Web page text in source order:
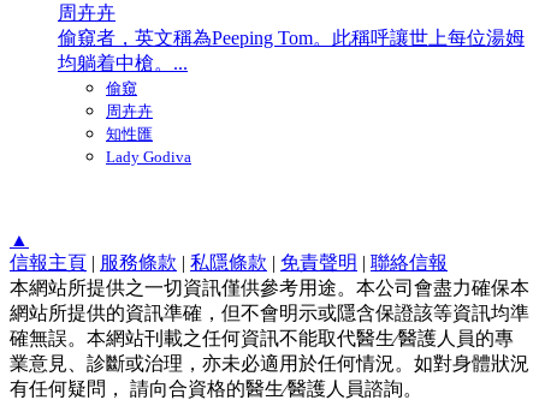
周卉卉
偷窺者，英文稱為Peeping Tom。此稱呼讓世上每位湯姆
均躺着中槍。...
偷窺
周卉卉
知性匯
Lady Godiva
▲
信報主頁 | 服務條款 | 私隱條款 | 免責聲明 | 聯絡信報
本網站所提供之一切資訊僅供參考用途。本公司會盡力確保本
網站所提供的資訊準確，但不會明示或隱含保證該等資訊均準
確無誤。本網站刊載之任何資訊不能取代醫生∕醫護人員的專
業意見、診斷或治理，亦未必適用於任何情況。如對身體狀況
有任何疑問， 請向合資格的醫生∕醫護人員諮詢。